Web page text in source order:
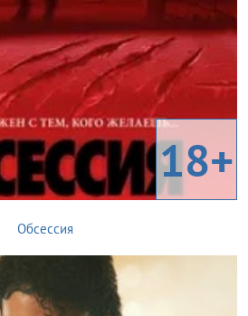
18+
Обсессия